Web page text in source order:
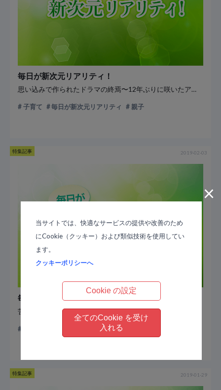
毎日が新次元リアリティ！
思い込みで作られたドラマの終焉〜12年ぶりに咲いたアジサイの花〜
子育て 毎日が新次元リアリティ 親子
特集記事 2019-02-03
毎日が新次元リアリティ！
苦手な科目も100点満点！〜子供と一緒に能力開花〜
毎日が新次元リアリティ
特集記事 2019-01-29
×
当サイトでは、快適なサービスの提供や改善のため
にCookie（クッキー）および類似技術を使用してい
ます。
クッキーポリシーへ
Cookie の設定
全てのCookie を受け
入れる